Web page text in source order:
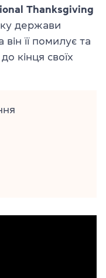
Thanksgiving
держави
її помилує та
кінця своїх